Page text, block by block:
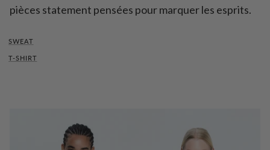
pièces statement pensées pour marquer les esprits.
SWEAT
T-SHIRT